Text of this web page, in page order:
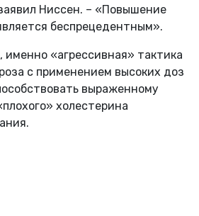
Ниссен. – «Повышение
беспрецедентным».
«агрессивная» тактика
с применением высоких доз
выраженному
холестерина